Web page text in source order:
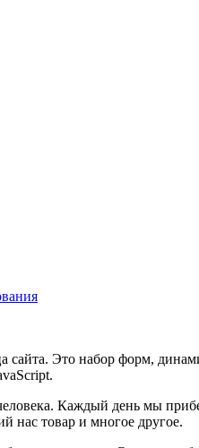
сайта. Это набор форм,
Каждый день мы
нас товар и многое другое.